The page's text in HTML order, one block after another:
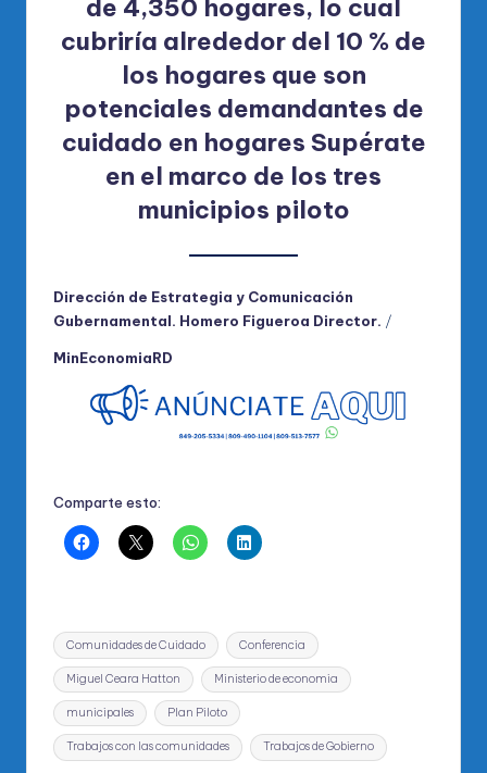
de 4,350 hogares, lo cual
cubriría alrededor del 10 % de
los hogares que son
potenciales demandantes de
cuidado en hogares Supérate
en el marco de los tres
municipios piloto
Dirección de Estrategia y Comunicación
Gubernamental. Homero Figueroa Director. /
MinEconomiaRD
Comparte esto:
Etiquetas:
Comunidades de Cuidado Conferencia
Miguel Ceara Hatton Ministerio de economia
municipales Plan Piloto
Trabajos con las comunidades Trabajos de Gobierno